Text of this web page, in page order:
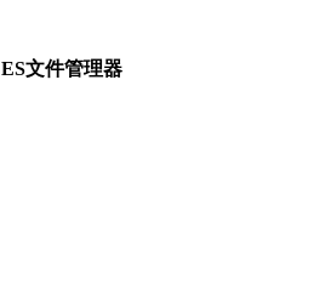
ES文件管理器